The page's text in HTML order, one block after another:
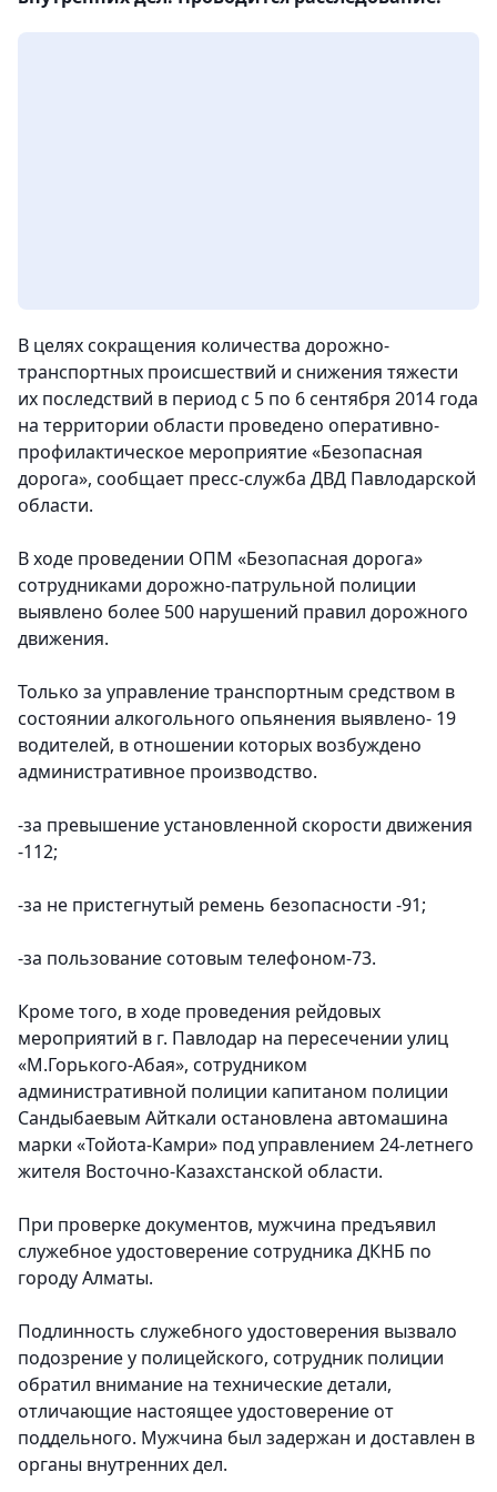
В целях сокращения количества дорожно-
транспортных происшествий и снижения тяжести
их последствий в период с 5 по 6 сентября 2014 года
на территории области проведено оперативно-
профилактическое мероприятие «Безопасная
дорога», сообщает пресс-служба ДВД Павлодарской
области.
В ходе проведении ОПМ «Безопасная дорога»
сотрудниками дорожно-патрульной полиции
выявлено более 500 нарушений правил дорожного
движения.
Только за управление транспортным средством в
состоянии алкогольного опьянения выявлено- 19
водителей, в отношении которых возбуждено
административное производство.
-за превышение установленной скорости движения
-112;
-за не пристегнутый ремень безопасности -91;
-за пользование сотовым телефоном-73.
Кроме того, в ходе проведения рейдовых
мероприятий в г. Павлодар на пересечении улиц
«М.Горького-Абая», сотрудником
административной полиции капитаном полиции
Сандыбаевым Айткали остановлена автомашина
марки «Тойота-Камри» под управлением 24-летнего
жителя Восточно-Казахстанской области.
При проверке документов, мужчина предъявил
служебное удостоверение сотрудника ДКНБ по
городу Алматы.
Подлинность служебного удостоверения вызвало
подозрение у полицейского, сотрудник полиции
обратил внимание на технические детали,
отличающие настоящее удостоверение от
поддельного. Мужчина был задержан и доставлен в
органы внутренних дел.